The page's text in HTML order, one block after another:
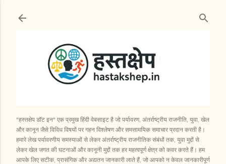
"हस्तक्षेप डॉट इन" एक प्रमुख हिंदी वेबसाइट है जो पर्यावरण, अंतर्राष्ट्रीय राजनीति, युवा, खेल
और कानून जैसे विविध विषयों पर गहन विश्लेषण और समसामयिक समाचार प्रदान करती है।
हमारे लेख पर्यावरणीय समस्याओं से लेकर अंतर्राष्ट्रीय राजनीतिक संबंधों तक, युवा मुद्दों से
लेकर खेल जगत की घटनाओं और कानूनी मुद्दों तक हर महत्वपूर्ण क्षेत्र को कवर करते हैं। हम
आपके लिए सटीक, प्रासंगिक और अद्यतन जानकारी लाते हैं, जो आपको न केवल जानकारीपूर्ण